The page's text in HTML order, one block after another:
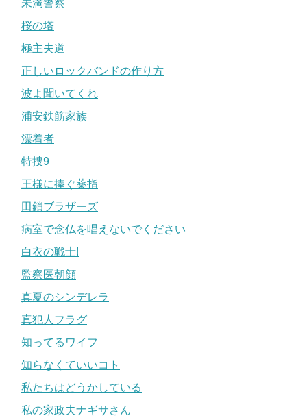
未満警察
桜の塔
極主夫道
正しいロックバンドの作り方
波よ聞いてくれ
浦安鉄筋家族
漂着者
特捜9
王様に捧ぐ薬指
田鎖ブラザーズ
病室で念仏を唱えないでください
白衣の戦士!
監察医朝顔
真夏のシンデレラ
真犯人フラグ
知ってるワイフ
知らなくていいコト
私たちはどうかしている
私の家政夫ナギサさん